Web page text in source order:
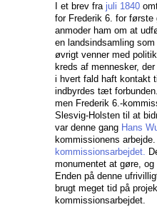
I et brev fra juli 1840
for Frederik 6. for første
anmoder ham om at
en landsindsamling
øvrigt venner med
kreds af mennesker,
i hvert fald haft kontakt
indbyrdes tæt
men Frederik 6.-
Slesvig-Holsten til at
var denne gang Hans
kommissionens
kommissionsarbejdet.
monumentet at gøre,
Enden på denne
brugt meget tid på
kommissionsarbejdet.